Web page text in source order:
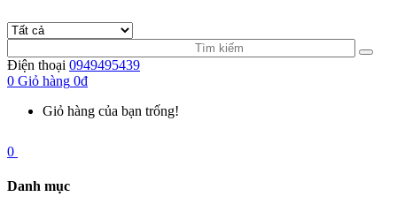
Điện thoại 0949495439
0 Giỏ hàng 0đ
Giỏ hàng của bạn trống!
0
Danh mục